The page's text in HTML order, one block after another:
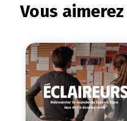
Vous